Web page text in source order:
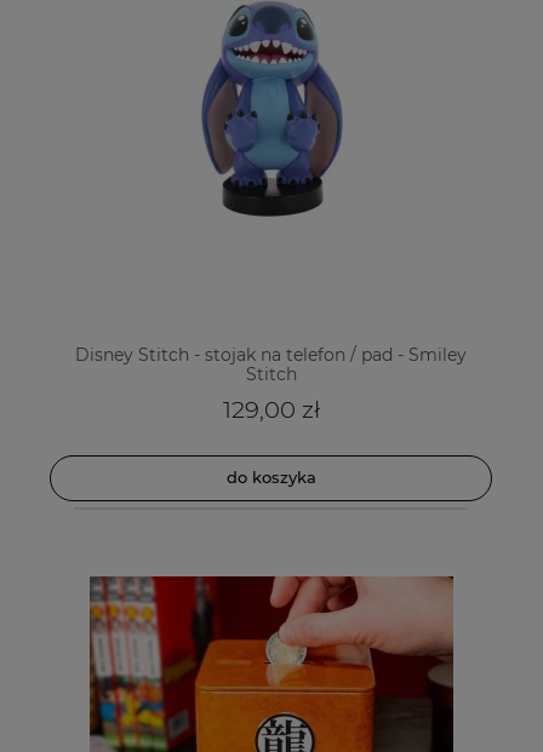
Disney Stitch - stojak na telefon / pad - Smiley
Stitch
129,00 zł
do koszyka